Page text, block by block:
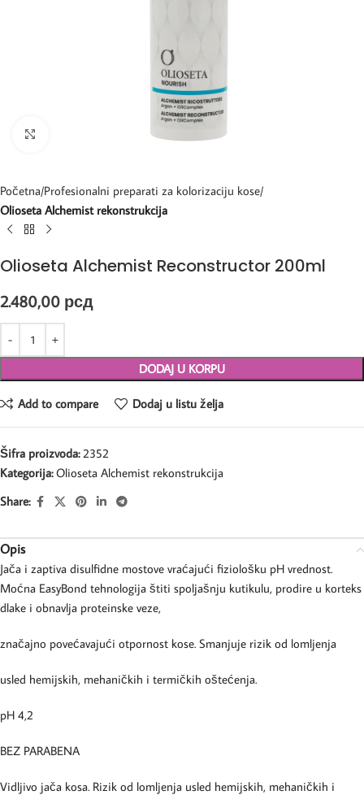
Početna Profesionalni preparati za kolorizaciju kose
Olioseta Alchemist rekonstrukcija
Olioseta Alchemist Reconstructor 200ml
2.480,00 рсд
DODAJ U KORPU
Add to compare Dodaj u listu želja
Šifra proizvoda: 2352
Kategorija: Olioseta Alchemist rekonstrukcija
Share:
Opis
Jača i zaptiva disulfidne mostove vraćajući fiziološku pH vrednost.
Moćna EasyBond tehnologija štiti spoljašnju kutikulu, prodire u korteks
dlake i obnavlja proteinske veze,
značajno povećavajući otpornost kose. Smanjuje rizik od lomljenja
usled hemijskih, mehaničkih i termičkih oštećenja.
pH 4,2
BEZ PARABENA
Vidljivo jača kosa. Rizik od lomljenja usled hemijskih, mehaničkih i